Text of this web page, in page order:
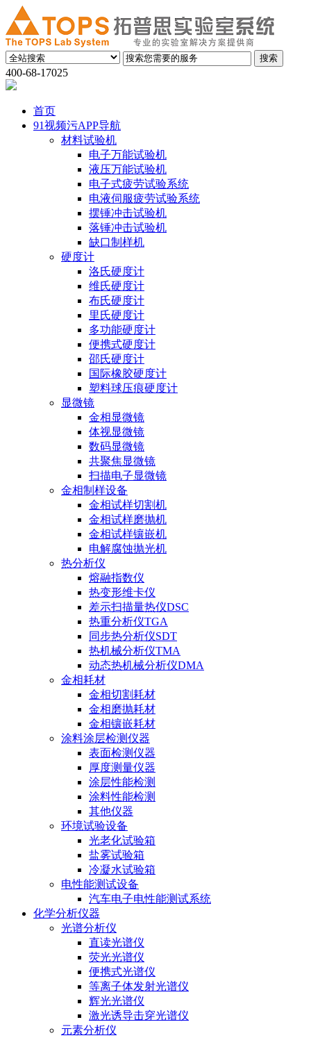
400-68-17025
首页
91视频污APP导航
材料试验机
电子万能试验机
液压万能试验机
电子式疲劳试验系统
电液伺服疲劳试验系统
摆锤冲击试验机
落锤冲击试验机
缺口制样机
硬度计
洛氏硬度计
维氏硬度计
布氏硬度计
里氏硬度计
多功能硬度计
便携式硬度计
邵氏硬度计
国际橡胶硬度计
塑料球压痕硬度计
显微镜
金相显微镜
体视显微镜
数码显微镜
共聚焦显微镜
扫描电子显微镜
金相制样设备
金相试样切割机
金相试样磨抛机
金相试样镶嵌机
电解腐蚀抛光机
热分析仪
熔融指数仪
热变形维卡仪
差示扫描量热仪DSC
热重分析仪TGA
同步热分析仪SDT
热机械分析仪TMA
动态热机械分析仪DMA
金相耗材
金相切割耗材
金相磨抛耗材
金相镶嵌耗材
涂料涂层检测仪器
表面检测仪器
厚度测量仪器
涂层性能检测
涂料性能检测
其他仪器
环境试验设备
光老化试验箱
盐雾试验箱
冷凝水试验箱
电性能测试设备
汽车电子电性能测试系统
化学分析仪器
光谱分析仪
直读光谱仪
荧光光谱仪
便携式光谱仪
等离子体发射光谱仪
辉光光谱仪
激光诱导击穿光谱仪
元素分析仪